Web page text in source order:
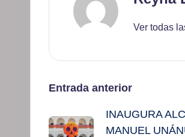
Ver todas
Navegación
de
Entrada anterior
INAUGURA
MANUEL